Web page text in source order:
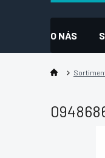
O NÁS